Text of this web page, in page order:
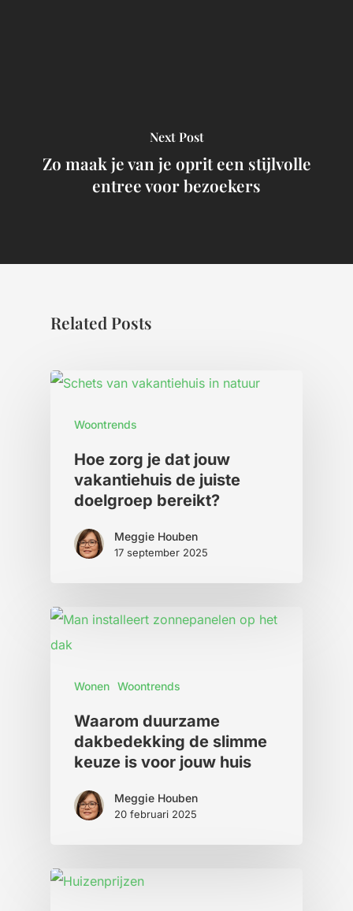
Next Post
Zo maak je van je oprit een stijlvolle
entree voor bezoekers
Related Posts
Woontrends
Hoe zorg je dat jouw
vakantiehuis de juiste
doelgroep bereikt?
Meggie Houben
17 september 2025
Wonen Woontrends
Waarom duurzame
dakbedekking de slimme
keuze is voor jouw huis
Meggie Houben
20 februari 2025